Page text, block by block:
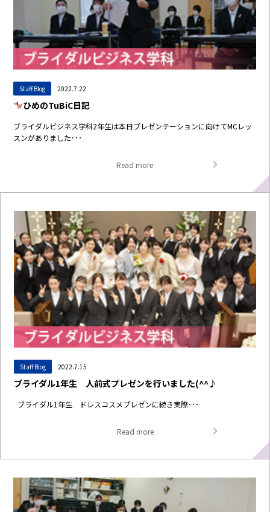
Staff Blog 2022.7.22
ひめのTuBiC日記
ブライダルビジネス学科2年生は本日プレゼンテーションに向けてMCレッ
スンがありました･･･
Read more
Staff Blog 2022.7.15
ブライダル1年生 人前式プレゼンを行いました(^^♪
ブライダル1年生 ドレスコスメプレゼンに続き実際･･･
Read more